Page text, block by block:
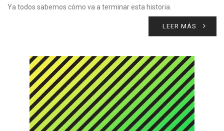
Ya todos sabemos cómo va a terminar esta historia.
LEER MÁS